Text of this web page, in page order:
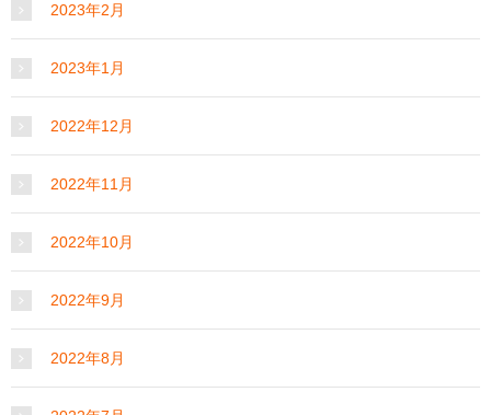
2023年2月
2023年1月
2022年12月
2022年11月
2022年10月
2022年9月
2022年8月